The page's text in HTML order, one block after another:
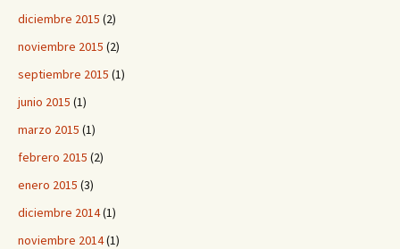
diciembre 2015 (2)
noviembre 2015 (2)
septiembre 2015 (1)
junio 2015 (1)
marzo 2015 (1)
febrero 2015 (2)
enero 2015 (3)
diciembre 2014(1)
noviembre 2014(1)